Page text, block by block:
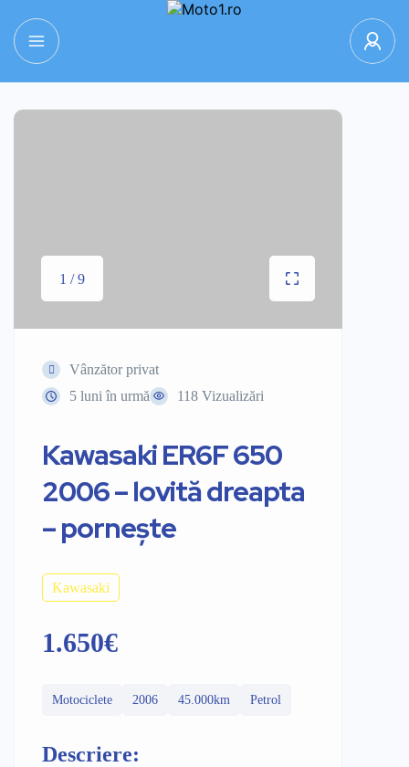
1 / 9
Vânzător privat
5 luni în urmă
118 Vizualizări
Kawasaki ER6F 650
2006 – lovită dreapta
– pornește
Kawasaki
1.650€
Motociclete 2006 45.000km Petrol
Descriere: